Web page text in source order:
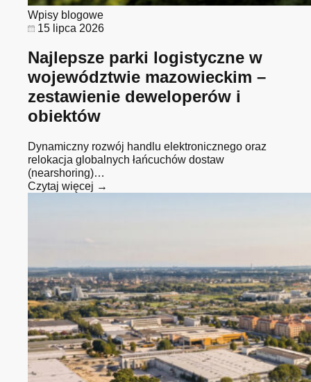
Wpisy blogowe
15 lipca 2026
Najlepsze parki logistyczne w
województwie mazowieckim –
zestawienie deweloperów i
obiektów
Dynamiczny rozwój handlu elektronicznego oraz
relokacja globalnych łańcuchów dostaw
(nearshoring)…
Czytaj więcej →